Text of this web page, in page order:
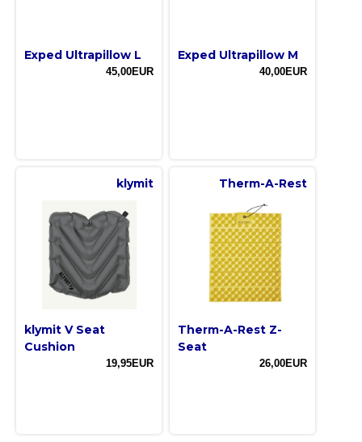
Exped Ultrapillow L
45,00EUR
Exped Ultrapillow M
40,00EUR
klymit
klymit V Seat
Cushion
19,95EUR
Therm-A-Rest
Therm-A-Rest Z-
Seat
26,00EUR